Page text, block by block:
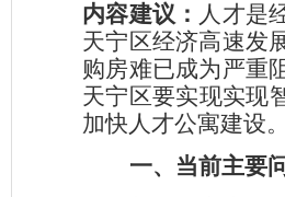
内容建议： 人才是
天宁区经济高速发
购房难已成为严重
天宁区要实现实现
加快人才公寓建设。
一、当前主要